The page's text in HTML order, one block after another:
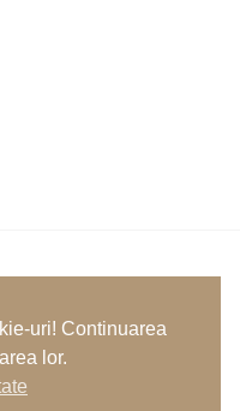
uri! Continuarea
lor.